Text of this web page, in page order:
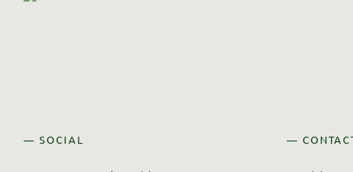
— SOCIAL —